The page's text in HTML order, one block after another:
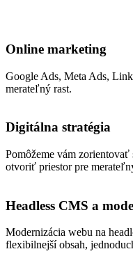
Online marketing
Google Ads, Meta Ads,
merateľný rast.
Digitálna stratégia
Pomôžeme vám
otvoriť priestor pre
Headless CMS a
Modernizácia webu na
flexibilnejší obsah,